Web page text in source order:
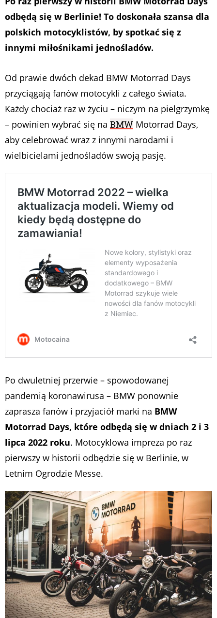
odbędą się w Berlinie! To doskonała szansa dla
polskich motocyklistów, by spotkać się z
innymi miłośnikami jednośladów.
Od prawie dwóch dekad BMW Motorrad Days
przyciągają fanów motocykli z całego świata.
Każdy chociaż raz w życiu – niczym na pielgrzymkę
– powinien wybrać się na BMW Motorrad Days,
aby celebrować wraz z innymi narodami i
wielbicielami jednośladów swoją pasję.
Po dwuletniej przerwie – spowodowanej
pandemią koronawirusa – BMW ponownie
zaprasza fanów i przyjaciół marki na BMW
Motorrad Days, które odbędą się w dniach 2 i 3
lipca 2022 roku. Motocyklowa impreza po raz
pierwszy w historii odbędzie się w Berlinie, w
Letnim Ogrodzie Messe.